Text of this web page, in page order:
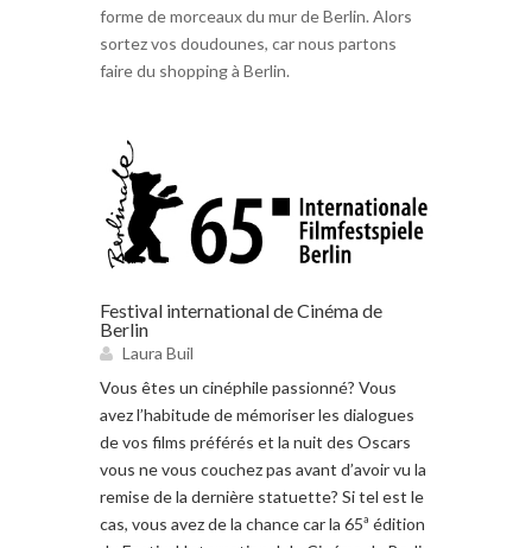
forme de morceaux du mur de Berlin. Alors
sortez vos doudounes, car nous partons
faire du shopping à Berlin.
Festival international de Cinéma de
Berlin
Laura Buil
Vous êtes un cinéphile passionné? Vous
avez l’habitude de mémoriser les dialogues
de vos films préférés et la nuit des Oscars
vous ne vous couchez pas avant d’avoir vu la
remise de la dernière statuette? Si tel est le
cas, vous avez de la chance car la 65ª édition